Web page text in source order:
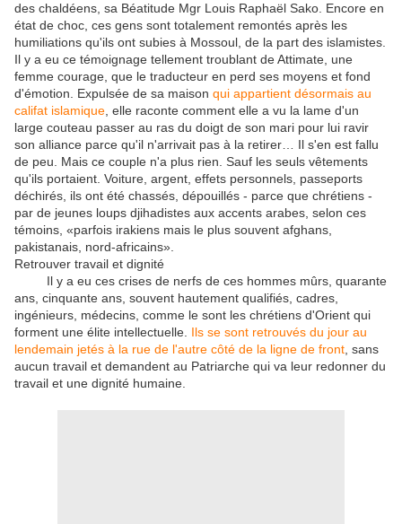
des chaldéens, sa Béatitude Mgr Louis Raphaël Sako. Encore en
état de choc, ces gens sont totalement remontés après les
humiliations qu'ils ont subies à Mossoul, de la part des islamistes.
Il y a eu ce témoignage tellement troublant de Attimate, une
femme courage, que le traducteur en perd ses moyens et fond
d'émotion. Expulsée de sa maison qui appartient désormais au
califat islamique , elle raconte comment elle a vu la lame d'un
large couteau passer au ras du doigt de son mari pour lui ravir
son alliance parce qu'il n'arrivait pas à la retirer… Il s'en est fallu
de peu. Mais ce couple n'a plus rien. Sauf les seuls vêtements
qu'ils portaient. Voiture, argent, effets personnels, passeports
déchirés, ils ont été chassés, dépouillés - parce que chrétiens -
par de jeunes loups djihadistes aux accents arabes, selon ces
témoins, «parfois irakiens mais le plus souvent afghans,
pakistanais, nord-africains».
Retrouver travail et dignité
Il y a eu ces crises de nerfs de ces hommes mûrs, quarante
ans, cinquante ans, souvent hautement qualifiés, cadres,
ingénieurs, médecins, comme le sont les chrétiens d'Orient qui
forment une élite intellectuelle. Ils se sont retrouvés du jour au
lendemain jetés à la rue de l'autre côté de la ligne de front , sans
aucun travail et demandent au Patriarche qui va leur redonner du
travail et une dignité humaine.